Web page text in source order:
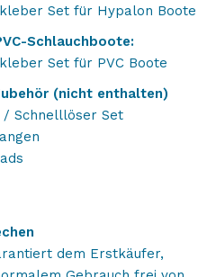
Set für Hypalon Boote
Schlauchboote:
Set für PVC Boote
(nicht enthalten)
/ Schnelllöser Set
dem Erstkäufer,